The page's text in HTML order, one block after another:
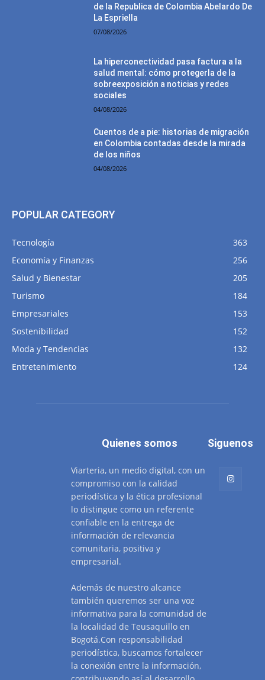
de la Republica de Colombia Abelardo De
La Espriella
07/08/2026
La hiperconectividad pasa factura a la
salud mental: cómo protegerla de la
sobreexposición a noticias y redes
sociales
04/08/2026
Cuentos de a pie: historias de migración
en Colombia contadas desde la mirada
de los niños
04/08/2026
POPULAR CATEGORY
Tecnología
363
Economía y Finanzas
256
Salud y Bienestar
205
Turismo
184
Empresariales
153
Sostenibilidad
152
Moda y Tendencias
132
Entretenimiento
124
Quienes somos
Viarteria, un medio digital, con un
compromiso con la calidad
periodística y la ética profesional
lo distingue como un referente
confiable en la entrega de
información de relevancia
comunitaria, positiva y
empresarial.
Además de nuestro alcance
también queremos ser una voz
informativa para la comunidad de
la localidad de Teusaquillo en
Bogotá.Con responsabilidad
periodística, buscamos fortalecer
la conexión entre la información,
Siguenos